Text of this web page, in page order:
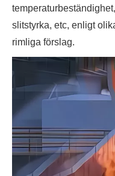
slitstyrka, etc, enligt
rimliga förslag.